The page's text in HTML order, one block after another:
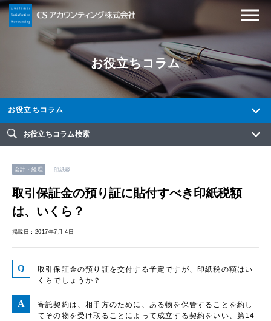
お役立ちコラム
お役立ちコラム
お役立ちコラム検索
会計・経理 印紙税
取引保証金の預り証に貼付すべき印紙税額
は、いくら？
掲載日：2017年7月 4日
取引保証金の預り証を交付する予定ですが、印紙税の額はい
くらでしょうか？
寄託契約は、相手方のために、ある物を保管することを約し
てその物を受け取ることによって成立する契約をいい、第14